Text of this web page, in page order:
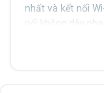
nhất và kết nối
nối không dây
Dòng âm thanh
Kết nối bất kỳ